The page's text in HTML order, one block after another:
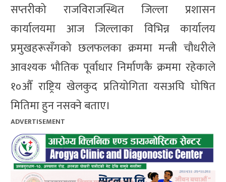
सप्तरीको राजविराजस्थित जिल्ला प्रशासन
कार्यालयमा आज जिल्लाका विभिन्न कार्यालय
प्रमुखहरूसँगको छलफलका क्रममा मन्त्री चौधरीले
आवश्यक भौतिक पूर्वाधार निर्माणकै क्रममा रहेकाले
१०औँ राष्ट्रिय खेलकुद प्रतियोगिता यसअघि घोषित
मितिमा हुन नसक्ने बताए।
ADVERTISEMENT